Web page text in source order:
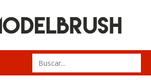
Search
for: